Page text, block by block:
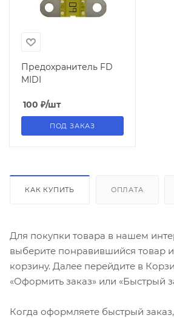
Предохранитель FD
MIDI
100 ₽/шт
ПОД ЗАКАЗ
КАК КУПИТЬ ОПЛАТА
Для покупки товара в нашем
выберите понравившийся товар и
корзину. Далее перейдите в
«Оформить заказ» или «Быстрый
Когда оформляете быстрый